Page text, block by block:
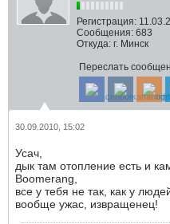
Регистрация:
Сообщения: 683
Откуда: г. Минск
Переслать
30.09.2010, 15:02
Усач,
дык там отопление есть и
Boomerang,
все у тебя не так, как у
вообще ужас, извращенец!